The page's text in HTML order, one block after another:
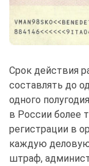
Срок действия
составлять до
одного
в России более
регистрации в
каждую деловую
штраф,